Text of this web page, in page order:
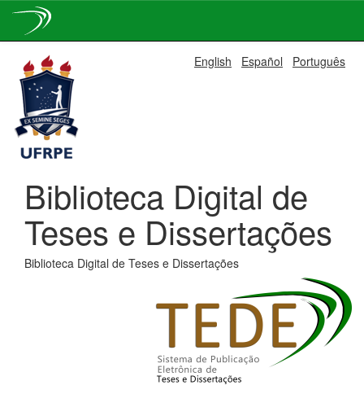
navigation
English Español Português
Biblioteca Digital de
Teses e Dissertações
Biblioteca Digital de Teses e Dissertações